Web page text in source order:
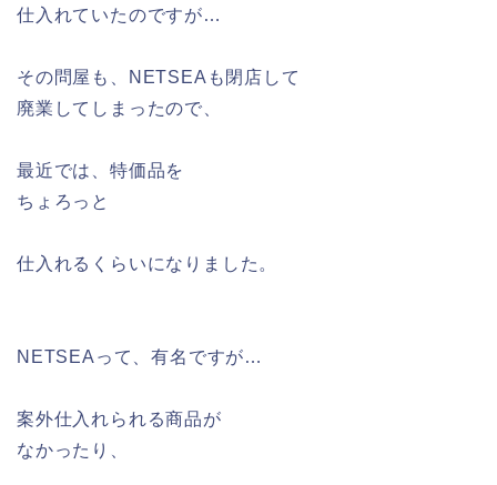
仕入れていたのですが…
その問屋も、NETSEAも閉店して
廃業してしまったので、
最近では、特価品を
ちょろっと
仕入れるくらいになりました。
NETSEAって、有名ですが…
案外仕入れられる商品が
なかったり、